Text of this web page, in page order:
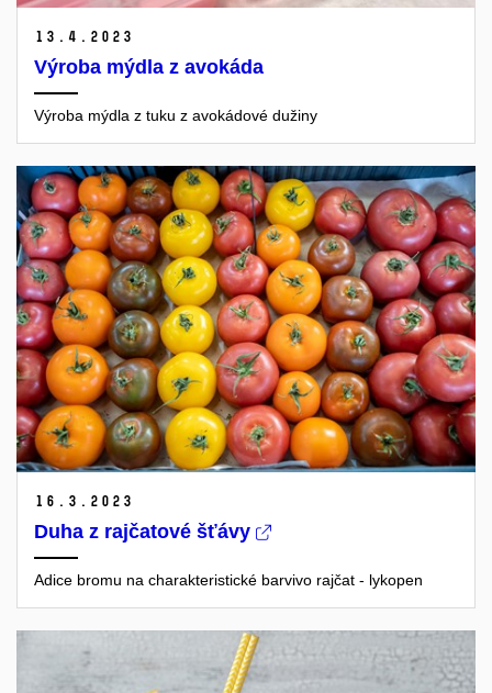
13. 4. 2023
Výroba mýdla z avokáda
Výroba mýdla z tuku z avokádové dužiny
16. 3. 2023
Duha z rajčatové šťávy
Adice bromu na charakteristické barvivo rajčat - lykopen